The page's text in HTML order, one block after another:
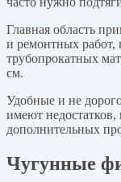
Главная область
и ремонтных работ,
трубопрокатных
см.
Удобные и не
имеют недостатков,
дополнительных
Чугунные